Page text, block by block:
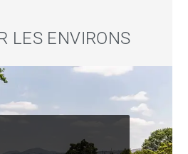
LES ENVIRONS